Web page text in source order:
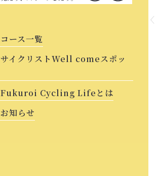
コース一覧
サイクリストWell comeスポッ
Fukuroi Cycling Lifeとは
お知らせ